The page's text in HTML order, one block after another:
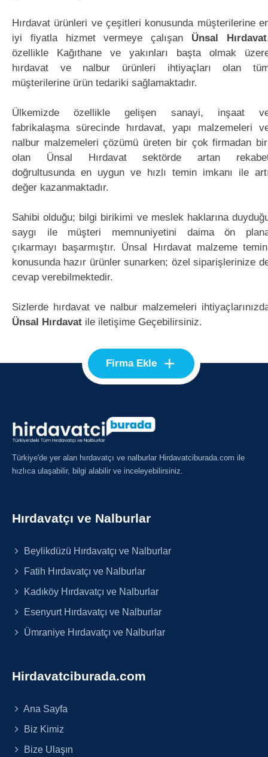
Hırdavat ürünleri ve çeşitleri konusunda müşterilerine
iyi fiyatla hizmet vermeye çalışan Ünsal Hırdavat
özellikle Kağıthane ve yakınları başta olmak
hırdavat ve nalbur ürünleri ihtiyaçları olan
müşterilerine ürün tedariki sağlamaktadır.
Ülkemizde özellikle gelişen sanayi, inşaat
fabrikalaşma sürecinde hırdavat, yapı malzemeleri
nalbur malzemeleri çözümü üreten bir çok firmadan
olan Ünsal Hırdavat sektörde artan
doğrultusunda en uygun ve hızlı temin imkanı ile
değer kazanmaktadır.
Sahibi olduğu; bilgi birikimi ve meslek haklarına
saygı ile müşteri memnuniyetini daima ön
çıkarmayı başarmıştır. Ünsal Hırdavat malzeme
konusunda hazır ürünler sunarken; özel siparişlerinize
cevap verebilmektedir.
Sizlerde hırdavat ve nalbur malzemeleri
Ünsal Hırdavat ile iletişime Geçebilirsiniz.
Firma Ekle +
Türkiye'de yer alan hırdavatçı ve nalburlar Hirdavatciburada.com ile
hızlıca ulaşabilir, bilgi alabilir ve inceleyebilirsiniz.
Hırdavatçı ve Nalburlar
Beylikdüzü Hırdavatçı ve Nalburlar
Fatih Hırdavatçı ve Nalburlar
Kadıköy Hırdavatçı ve Nalburlar
Esenyurt Hırdavatçı ve Nalburlar
Ümraniye Hırdavatçı ve Nalburlar
Hirdavatciburada.com
Ana Sayfa
Biz Kimiz
Bize Ulaşın